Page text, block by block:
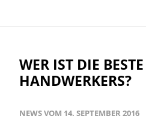
WER IST DIE
HANDWERKERS?
NEWS VOM 14. SEPTEMBER 2016